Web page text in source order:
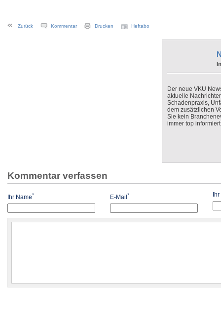
Zurück Kommentar Drucken Heftabo
Der neue VKU
aktuelle
Schadenpraxis,
dem zusätzlichen
Sie kein
immer top
Kommentar verfassen
Ihr Name* E-Mail* Ihr